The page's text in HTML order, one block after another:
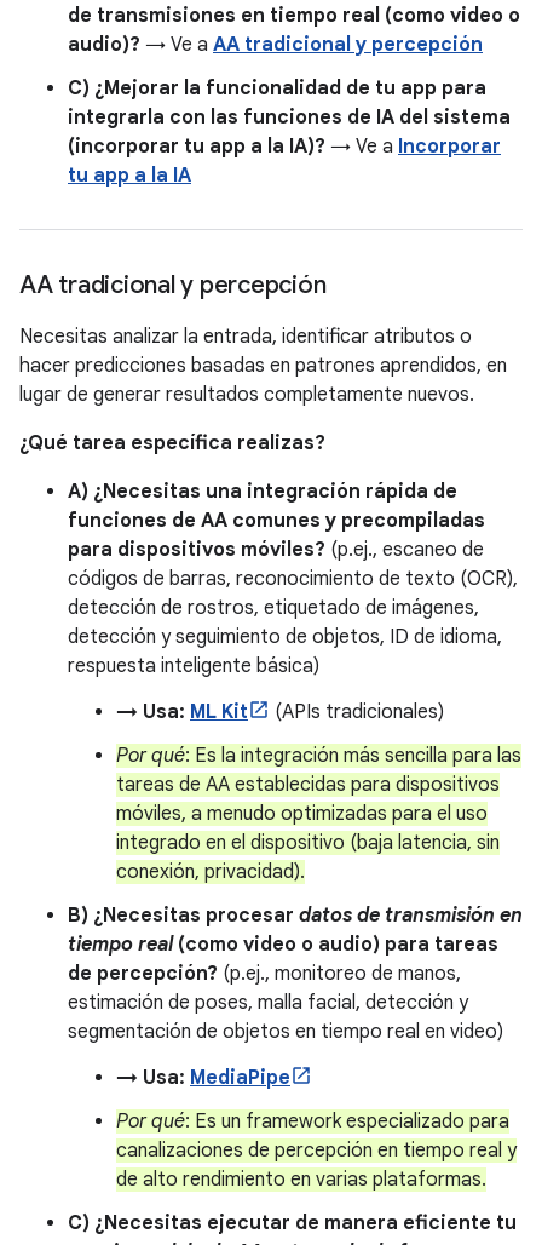
de transmisiones en tiempo real (como video o
audio)? → Ve a AA tradicional y percepción
C) ¿Mejorar la funcionalidad de tu app para
integrarla con las funciones de IA del sistema
(incorporar tu app a la IA)? → Ve a Incorporar
tu app a la IA
AA tradicional y percepción
Necesitas analizar la entrada, identificar atributos o
hacer predicciones basadas en patrones aprendidos, en
lugar de generar resultados completamente nuevos.
¿Qué tarea específica realizas?
A) ¿Necesitas una integración rápida de
funciones de AA comunes y precompiladas
para dispositivos móviles? (p.ej., escaneo de
códigos de barras, reconocimiento de texto (OCR),
detección de rostros, etiquetado de imágenes,
detección y seguimiento de objetos, ID de idioma,
respuesta inteligente básica)
→ Usa: ML Kit
(APIs tradicionales)
Por qué: Es la integración más sencilla para las
tareas de AA establecidas para dispositivos
móviles, a menudo optimizadas para el uso
integrado en el dispositivo (baja latencia, sin
conexión, privacidad).
B) ¿Necesitas procesar datos de transmisión en
tiempo real(como video o audio) para tareas
de percepción? (p.ej., monitoreo de manos,
estimación de poses, malla facial, detección y
segmentación de objetos en tiempo real en video)
→ Usa: MediaPipe
Por qué: Es un framework especializado para
canalizaciones de percepción en tiempo real y
de alto rendimiento en varias plataformas.
C) ¿Necesitas ejecutar de manera eficiente tu